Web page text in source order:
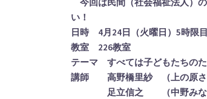
い！
日時 4月24日（火曜日）5時限目
教室 226教室
テーマ すべては子どもたちの
講師 高野橋里紗 （上の原さ
足立信之 （中野みなみ